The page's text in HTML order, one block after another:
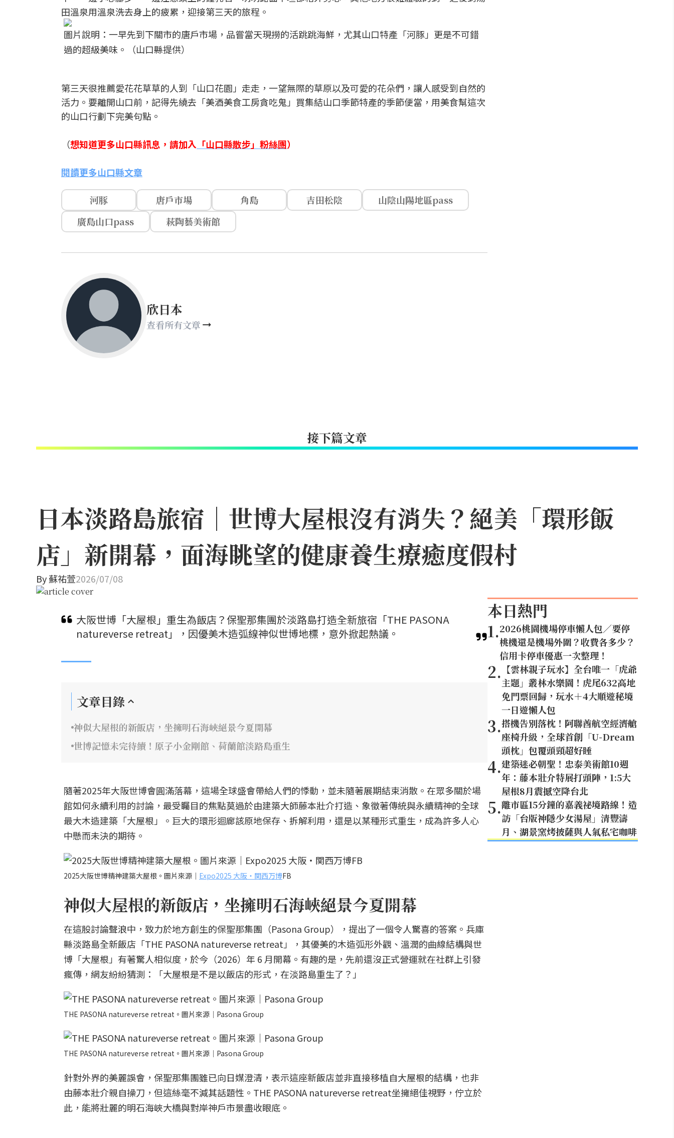
田溫泉用溫泉洗去身上的疲累，迎接第三天的旅程。
圖片說明：一早先到下關市的唐戶市場，品嘗當天現撈的活跳跳海鮮，尤其山口特產「河豚」更是不可錯
過的超級美味。（山口縣提供）
第三天很推薦愛花花草草的人到「山口花園」走走，一望無際的草原以及可愛的花朵們，讓人感受到自然的
活力。要離開山口前，記得先繞去「美酒美食工房貪吃鬼」買集結山口季節特產的季節便當，用美食幫這次
的山口行劃下完美句點。
（想知道更多山口縣訊息，請加入 「山口縣散步」粉絲團）
閱讀更多山口縣文章
河豚 唐戶市場 角島 吉田松陰
山陰山陽地區pass
廣島山口pass
萩陶藝美術館
欣日本
查看所有文章
接下篇文章
日本淡路島旅宿｜世博大屋根沒有消失？絕美「環形飯
店」新開幕，面海眺望的健康養生療癒度假村
By蘇祐萱2026/07/08
大阪世博「大屋根」重生為飯店？保聖那集團於淡路島打造全新旅宿「THE PASONA
natureverse retreat」，因優美木造弧線神似世博地標，意外掀起熱議。
文章目錄
神似大屋根的新飯店，坐擁明石海峽絕景今夏開幕
世博記憶未完待續！原子小金剛館、荷蘭館淡路島重生
隨著2025年大阪世博會圓滿落幕，這場全球盛會帶給人們的悸動，並未隨著展期結束消散。在眾多關於場
館如何永續利用的討論，最受矚目的焦點莫過於由建築大師藤本壯介打造、象徵著傳統與永續精神的全球
最大木造建築「大屋根」。巨大的環形迴廊該原地保存、拆解利用，還是以某種形式重生，成為許多人心
中懸而未決的期待。
2025大阪世博精神建築大屋根。圖片來源｜ Expo2025 大阪・関西万博FB
神似大屋根的新飯店，坐擁明石海峽絕景今夏開幕
在這股討論聲浪中，致力於地方創生的保聖那集團（Pasona Group），提出了一個令人驚喜的答案。兵庫
縣淡路島全新飯店「THE PASONA natureverse retreat」，其優美的木造弧形外觀、溫潤的曲線結構與世
博「大屋根」有著驚人相似度，於今（2026）年 6 月開幕。有趣的是，先前還沒正式營運就在社群上引發
瘋傳，網友紛紛猜測：「大屋根是不是以飯店的形式，在淡路島重生了？」
THE PASONA natureverse retreat。圖片來源｜Pasona Group
THE PASONA natureverse retreat。圖片來源｜Pasona Group
針對外界的美麗誤會，保聖那集團雖已向日媒澄清，表示這座新飯店並非直接移植自大屋根的結構，也非
由藤本壯介親自操刀，但這絲毫不減其話題性。THE PASONA natureverse retreat坐擁絕佳視野，佇立於
此，能將壯麗的明石海峽大橋與對岸神戶市景盡收眼底。
本日熱門
1.2026桃園機場停車懶人包／要停
桃機還是機場外圍？收費各多少？
信用卡停車優惠一次整理！
2. 【雲林親子玩水】全台唯一「虎爺
主題」叢林水樂園！虎尾632高地
免門票回歸，玩水＋4大順遊秘境
一日遊懶人包
3.搭機告別落枕！阿聯酋航空經濟艙
座椅升級，全球首創「U-Dream
頭枕」包覆頭頸超好睡
4.建築迷必朝聖！忠泰美術館10週
年：藤本壯介特展打頭陣，1:5大
屋根8月震撼空降台北
5.離市區15分鐘的嘉義祕境路線！造
訪「台版神隱少女湯屋」清豐濤
月、湖景窯烤披薩與人氣私宅咖啡